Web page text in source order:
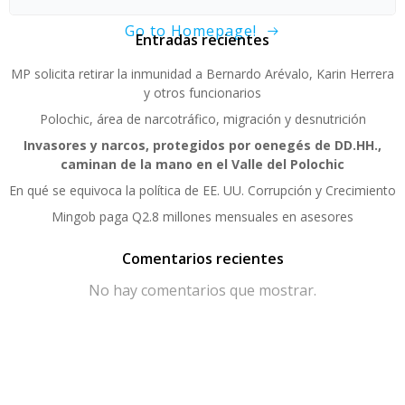
Go to Homepage!
Entradas recientes
MP solicita retirar la inmunidad a Bernardo Arévalo, Karin Herrera
y otros funcionarios
Polochic, área de narcotráfico, migración y desnutrición
Invasores y narcos, protegidos por oenegés de DD.HH.,
caminan de la mano en el Valle del Polochic
En qué se equivoca la política de EE. UU. Corrupción y Crecimiento
Mingob paga Q2.8 millones mensuales en asesores
Comentarios recientes
No hay comentarios que mostrar.